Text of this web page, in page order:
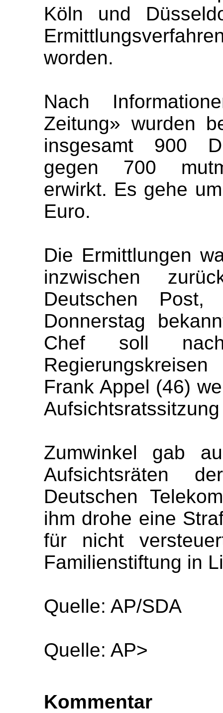
Köln und
worden.
Nach
Zeitung» wurden
insgesamt 900
gegen 700
erwirkt. Es gehe
Euro.
Die Ermittlungen
inzwischen
Deutschen
Donnerstag
Chef soll
Frank Appel (46)
Zumwinkel gab
Aufsichtsräten
Deutschen
ihm drohe eine
für nicht
Familienstiftung in
Quelle: AP/SDA
Quelle: AP>
Kommentar